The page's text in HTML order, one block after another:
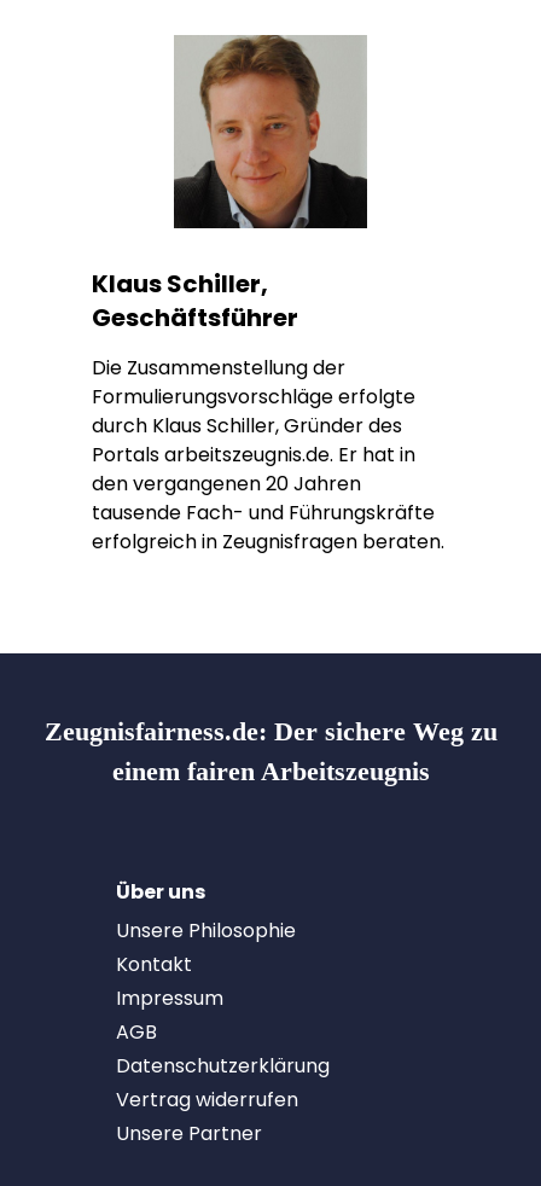
Klaus Schiller,
Geschäftsführer
Die Zusammenstellung der
Formulierungsvorschläge erfolgte
durch Klaus Schiller, Gründer des
Portals arbeitszeugnis.de. Er hat in
den vergangenen 20 Jahren
tausende Fach- und Führungskräfte
erfolgreich in Zeugnisfragen beraten.
Zeugnisfairness.de: Der sichere Weg zu
einem fairen Arbeitszeugnis
Über uns
Unsere Philosophie
Kontakt
Impressum
AGB
Datenschutzerklärung
Vertrag widerrufen
Unsere Partner